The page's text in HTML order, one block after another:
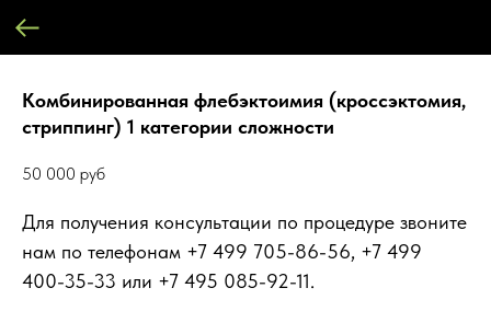
Комбинированная флебэктоимия (кроссэктомия,
стриппинг) 1 категории сложности
50 000 руб
Для получения консультации по процедуре звоните
нам по телефонам +7 499 705-86-56, +7 499
400-35-33 или +7 495 085-92-11.